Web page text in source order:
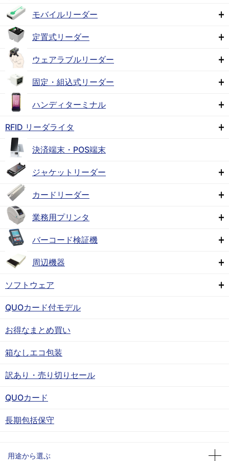
モバイルリーダー
定置式リーダー
ウェアラブルリーダー
固定・組込式リーダー
ハンディターミナル
RFID リーダライタ
決済端末・POS端末
ジャケットリーダー
カードリーダー
業務用プリンタ
バーコード検証機
周辺機器
ソフトウェア
QUOカード付モデル
お得なまとめ買い
箱なしエコ包装
訳あり・売り切りセール
QUOカード
長期包括保守
用途から選ぶ